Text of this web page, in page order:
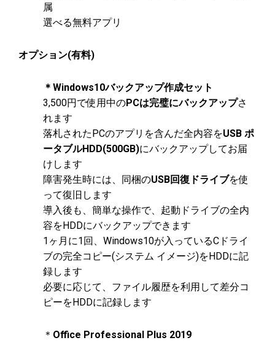
属
選べる無料アプリ
オプション(有料)
＊Windows10バックアップ作成セット
3,500円で使用中のPCは完璧にバックアップさ
れます
落札されたPCのアプリを含んだ全内容をUSB ポ
ータブルHDD(500GB)にバックアップしてお届
けします
障害発生時には、同梱のUSB回復ドライブを使
って復旧します
導入後も、簡単な操作で、起動ドライブの全内
容をHDDにバックアップできます
1ヶ月に1回、Windows10が入っているCドライ
ブの完全コピー(システム イメージ)をHDDに記
録します
必要に応じて、ファイル履歴を利用して差分コ
ピーをHDDに記録します
＊ Office Professional Plus 2019